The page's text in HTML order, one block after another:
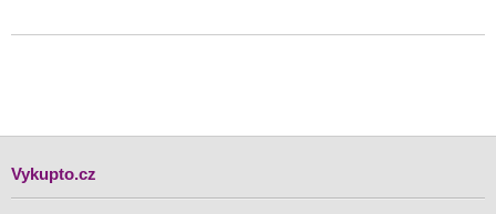
Vykupto.cz